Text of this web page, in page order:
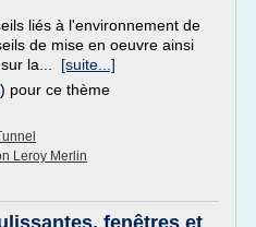
liés à l'environnement de
de mise en oeuvre ainsi
la... [suite...]
) pour ce thème
Leroy Merlin
fenêtres et